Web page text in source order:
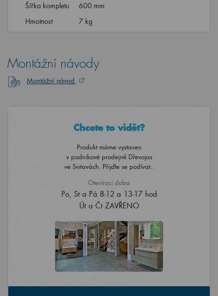
Šířka kompletu
600 mm
Hmotnost
7 kg
Montážní návody
Montážní návod
Chcete to vidět?
Produkt máme vystaven
v podnikové prodejně Dřevojas
ve Svitavách. Přijďte se podívat..
Otevírací doba
Po, St a Pá 8-12 a 13-17 hod
Út a Čt ZAVŘENO